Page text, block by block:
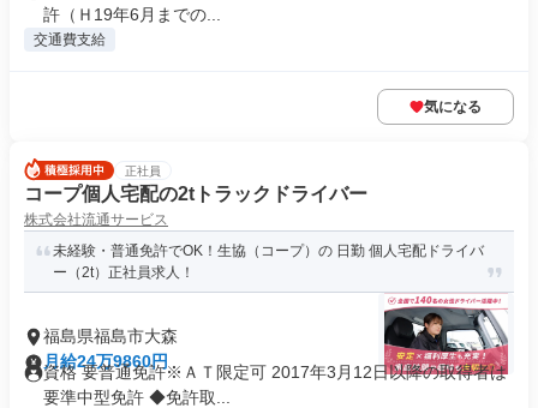
許（Ｈ19年6月までの...
交通費支給
気になる
正社員
コープ個人宅配の2tトラックドライバー
株式会社流通サービス
未経験・普通免許でOK！生協（コープ）の 日勤 個人宅配ドライバ
ー（2t）正社員求人！
福島県福島市大森
月給24万9860円
資格 要普通免許※ＡＴ限定可 2017年3月12日以降の取得者は
要準中型免許 ◆免許取...